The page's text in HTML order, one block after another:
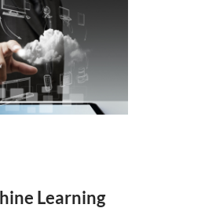
Learning